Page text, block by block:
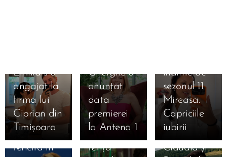
Emilia s-a
angajat la
firma lui
Ciprian din
Timișoara
Gherghe a
anunțat
data
premierei
la Antena 1
înainte de
sezonul 11
Mireasa.
Capriciile
iubirii
31.07.2026
Simona
Gherghe,
extrem de
fericită în
31.07.2026
Liliana din
sezonul 11
Mireasa a
născut o
fetiță
Claudia și
17.07.2026
Ema și
Alan au
16.07.2026